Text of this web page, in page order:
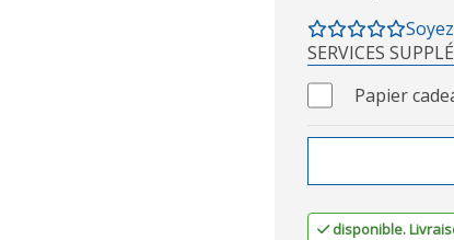
SERVICES
Papier
disponible.